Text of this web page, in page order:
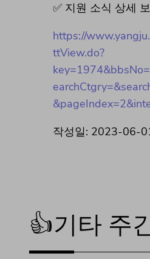
✅ 지원 소식 상세
https://
ttView.do?
작성일: 2023-06-
👍기타 주